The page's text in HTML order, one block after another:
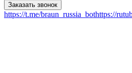
Заказать звонок
https://t.me/braun_russia_bothttps://